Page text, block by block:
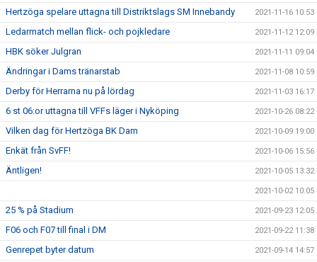
Hertzöga spelare uttagna till Distriktslags SM Innebandy 2021-11-16 10:53
Ledarmatch mellan flick- och pojkledare 2021-11-12 12:09
HBK söker Julgran 2021-11-11 09:04
Ändringar i Dams tränarstab 2021-11-08 10:59
Derby för Herrarna nu på lördag 2021-11-03 16:17
6 st 06:or uttagna till VFFs läger i Nyköping 2021-10-26 08:22
Vilken dag för Hertzöga BK Dam 2021-10-09 19:00
Enkät från SvFF! 2021-10-06 15:56
Äntligen! 2021-10-05 13:32
2021-10-02 10:05
25 % på Stadium 2021-09-23 12:05
F06 och F07 till final i DM 2021-09-22 11:38
Genrepet byter datum 2021-09-14 14:57